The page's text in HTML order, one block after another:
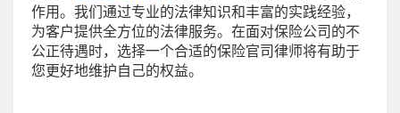
作用。我们通过专业的法律知识和丰富的实践经验，
为客户提供全方位的法律服务。在面对保险公司的不
公正待遇时，选择一个合适的保险官司律师将有助于
您更好地维护自己的权益。